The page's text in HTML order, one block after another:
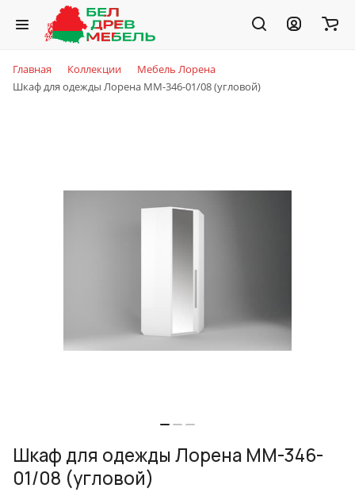
Главная Коллекции
Мебель Лорена
Шкаф для одежды Лорена ММ-346-01/08 (угловой)
Шкаф для одежды Лорена ММ-346-
01/08 (угловой)